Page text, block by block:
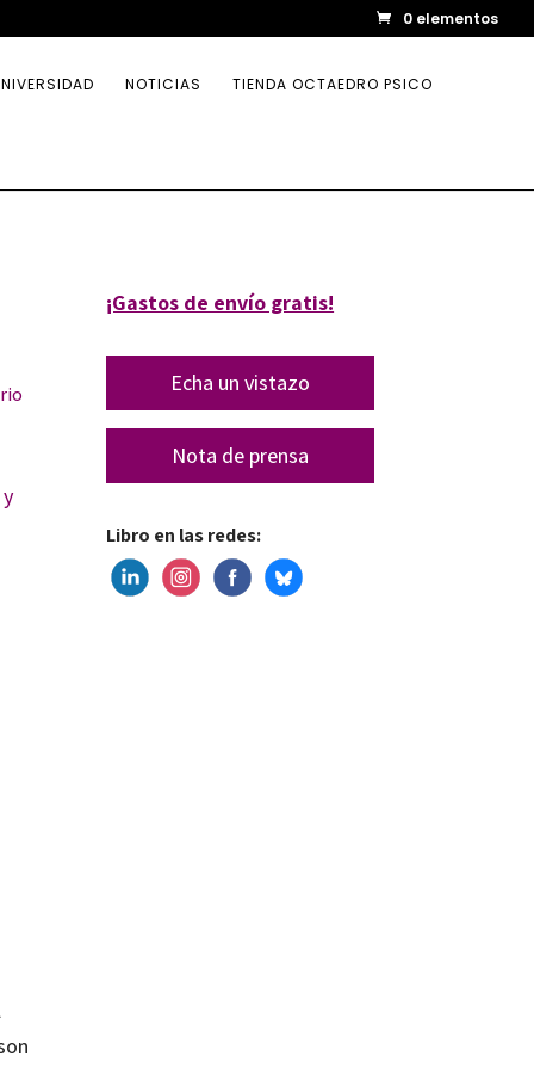
0 elementos
NOTICIAS TIENDA OCTAEDRO PSICO
¡Gastos de envío gratis!
Echa un vistazo
Nota de prensa
Libro en las redes: